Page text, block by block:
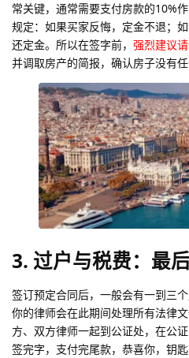
常关键，通常需要支付房款的10%
规定：如果买家反悔，定金不退；
还定金。所以在签字前， 强烈建议
并调取房产的简报，确认房子没有任
3. 过户与税费：最
签订预定合同后，一般会有一到三
你的律师会在此期间处理所有法律
方、双方律师一起到公证处，在公
签完字，支付完尾款，恭喜你，钥